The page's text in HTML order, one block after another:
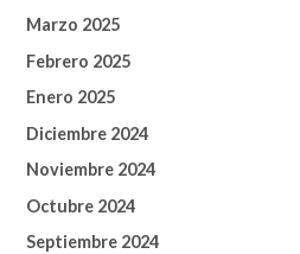
Marzo 2025
Febrero 2025
Enero 2025
Diciembre 2024
Noviembre 2024
Octubre 2024
Septiembre 2024